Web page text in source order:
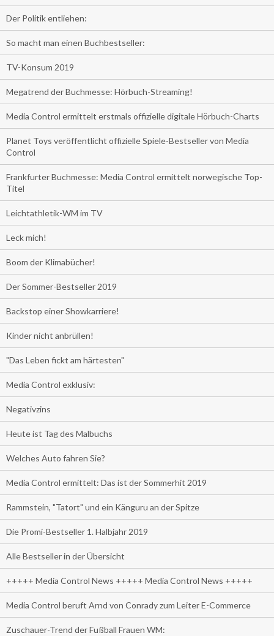
Der Politik entliehen:
So macht man einen Buchbestseller:
TV-Konsum 2019
Megatrend der Buchmesse: Hörbuch-Streaming!
Media Control ermittelt erstmals offizielle digitale Hörbuch-Charts
Planet Toys veröffentlicht offizielle Spiele-Bestseller von Media
Control
Frankfurter Buchmesse: Media Control ermittelt norwegische Top-
Titel
Leichtathletik-WM im TV
Leck mich!
Boom der Klimabücher!
Der Sommer-Bestseller 2019
Backstop einer Showkarriere!
Kinder nicht anbrüllen!
"Das Leben fickt am härtesten"
Media Control exklusiv:
Negativzins
Heute ist Tag des Malbuchs
Welches Auto fahren Sie?
Media Control ermittelt: Das ist der Sommerhit 2019
Rammstein, "Tatort" und ein Känguru an der Spitze
Die Promi-Bestseller 1. Halbjahr 2019
Alle Bestseller in der Übersicht
+++++ Media Control News +++++ Media Control News +++++
Media Control beruft Arnd von Conrady zum Leiter E-Commerce
Zuschauer-Trend der Fußball Frauen WM: